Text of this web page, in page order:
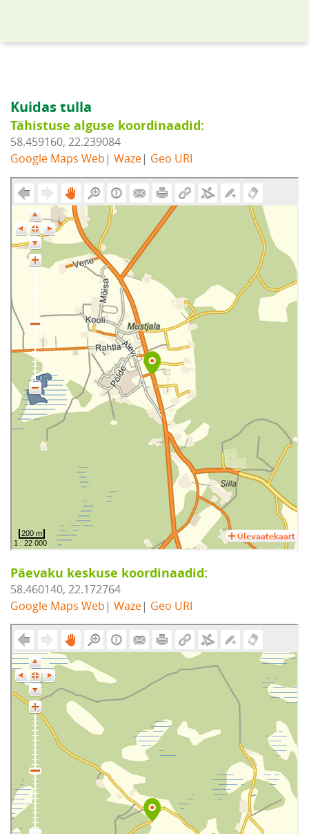
Kuidas tulla
Tähistuse alguse koordinaadid:
58.459160, 22.239084
Google Maps Web | Waze| Geo URI
Päevaku keskuse koordinaadid:
58.460140, 22.172764
Google Maps Web | Waze| Geo URI